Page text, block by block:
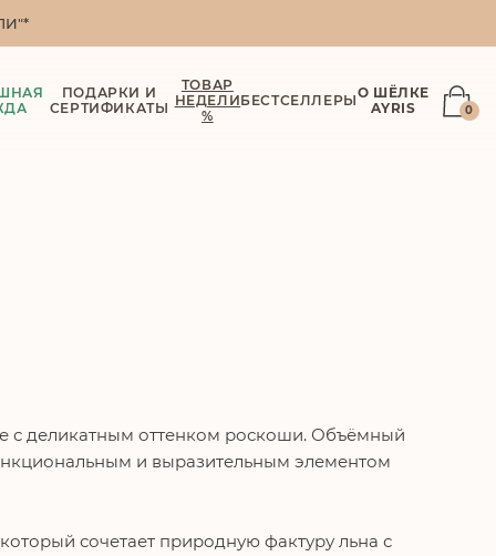
ПОДАРКИ И
СЕРТИФИКАТЫ
ТОВАР
НЕДЕЛИ
%
БЕСТСЕЛЛЕРЫО ШЁЛКЕ
AYRIS
0
с деликатным оттенком роскоши. Объёмный
и выразительным элементом
сочетает природную фактуру льна с